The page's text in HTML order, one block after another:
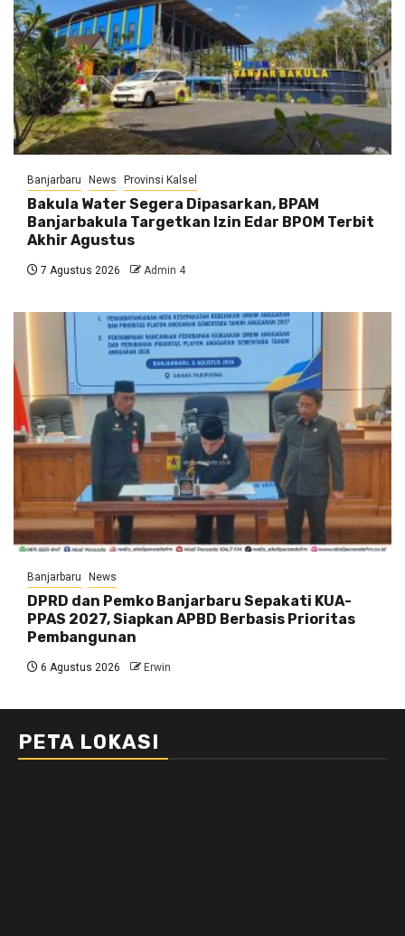
Banjarbaru News Provinsi Kalsel
Bakula Water Segera Dipasarkan, BPAM
Banjarbakula Targetkan Izin Edar BPOM Terbit
Akhir Agustus
7 Agustus 2026 Admin 4
Banjarbaru News
DPRD dan Pemko Banjarbaru Sepakati KUA-
PPAS 2027, Siapkan APBD Berbasis Prioritas
Pembangunan
6 Agustus 2026 Erwin
PETA LOKASI